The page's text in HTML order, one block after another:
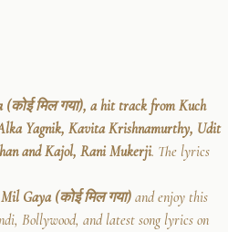
(कोई मिल गया), a hit track from Kuch
Yagnik, Kavita Krishnamurthy, Udit
and Kajol, Rani Mukerji. The lyrics
Gaya (कोई मिल गया) and enjoy this
Bollywood, and latest song lyrics on